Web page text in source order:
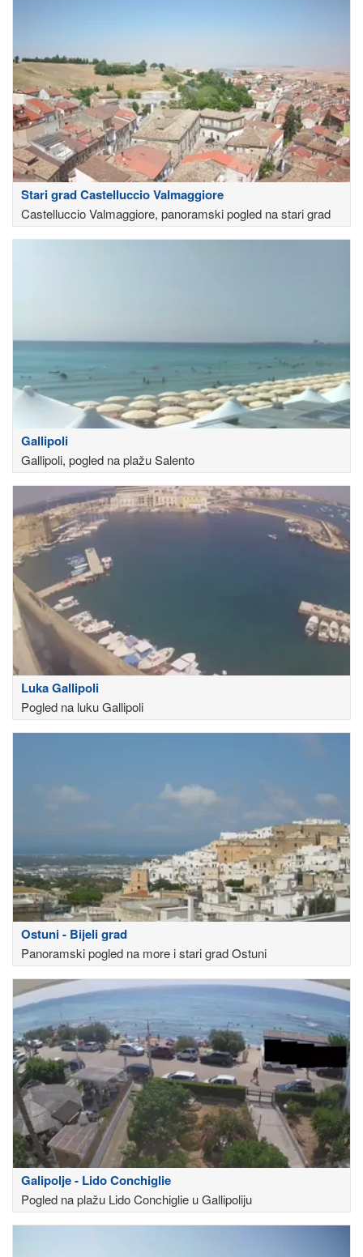
Stari grad Castelluccio Valmaggiore
Castelluccio Valmaggiore, panoramski pogled na stari grad
Gallipoli
Gallipoli, pogled na plažu Salento
Luka Gallipoli
Pogled na luku Gallipoli
Ostuni - Bijeli grad
Panoramski pogled na more i stari grad Ostuni
Galipolje - Lido Conchiglie
Pogled na plažu Lido Conchiglie u Gallipoliju